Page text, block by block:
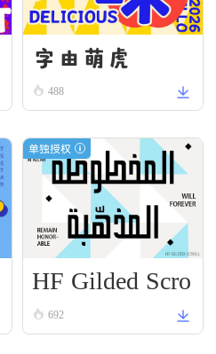
字由萌虎
488
单独授权
HF Gilded Scro
ll 692